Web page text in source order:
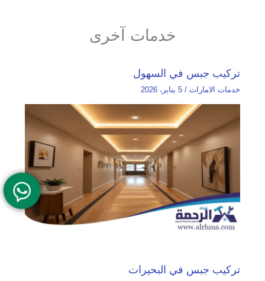
خدمات آخرى
تركيب جبس في السهول
خدمات الامارات/ 5 يناير، 2026
تركيب جبس في البحيرات